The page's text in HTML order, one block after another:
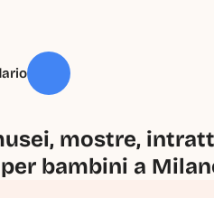
mostre,
bambini a